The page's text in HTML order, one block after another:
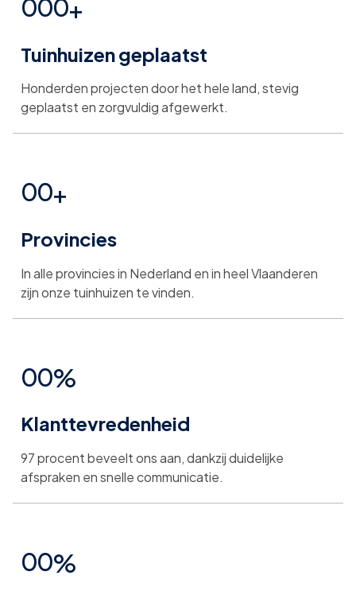
0
1
2
5
6
7
8
9
0
1
2
5
6
7
8
9
0
1
2
5
6
7
8
9
+
Tuinhuizen geplaatst
Honderden projecten door het hele land, stevig
geplaatst en zorgvuldig afgewerkt.
0
1
2
5
6
7
0
1
2
5
6
7
+
Provincies
In alle provincies in Nederland en in heel Vlaanderen
zijn onze tuinhuizen te vinden.
0
1
2
0
1
2
%
Klanttevredenheid
97 procent beveelt ons aan, dankzij duidelijke
afspraken en snelle communicatie.
00%